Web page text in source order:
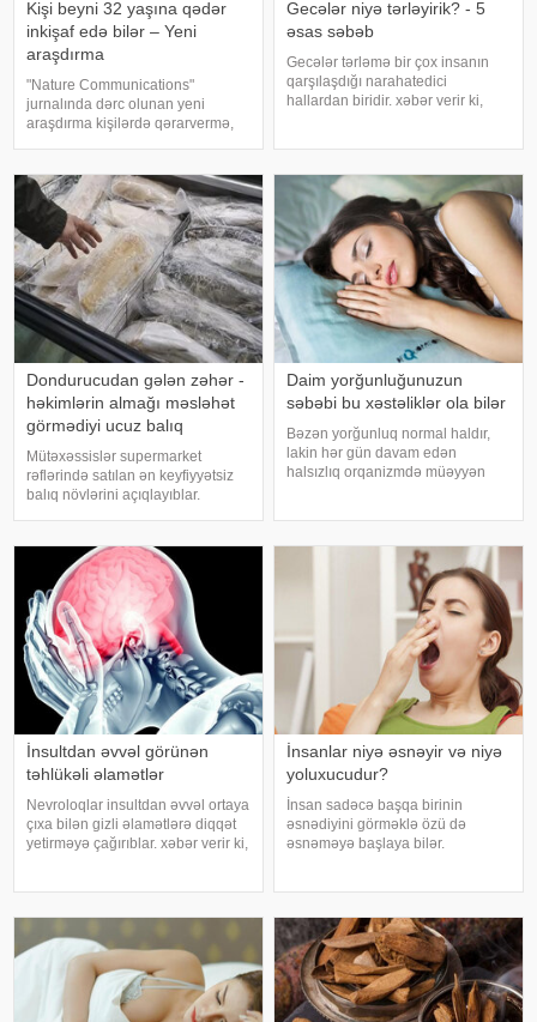
Kişi beyni 32 yaşına qədər
inkişaf edə bilər – Yeni
araşdırma
"Nature Communications"
jurnalında dərc olunan yeni
araşdırma kişilərdə qərarvermə,
olan beyin nahiyələrinin orta
hesabla 32 yaşına qədər inkişa
Gecələr niyə tərləyirik? - 5
əsas səbəb
Gecələr tərləmə bir çox insanın
qarşılaşdığı narahatedici
hallardan biridir. xəbər verir ki,
sağlamlıq problemlərinin əlamət
Dondurucudan gələn zəhər -
həkimlərin almağı məsləhət
görmədiyi ucuz balıq
Mütəxəssislər supermarket
rəflərində satılan ən keyfiyyətsiz
balıq növlərini açıqlayıblar.
görünür. xarici mediaya istinadən
xəbər verir ki, supermarketlərdək
Daim yorğunluğunuzun
səbəbi bu xəstəliklər ola bilər
Bəzən yorğunluq normal haldır,
lakin hər gün davam edən
halsızlıq orqanizmdə müəyyən
qan azlığı, qalxanabənzər vəz
İnsultdan əvvəl görünən
təhlükəli əlamətlər
Nevroloqlar insultdan əvvəl ortaya
çıxa bilən gizli əlamətlərə diqqət
yetirməyə çağırıblar. xəbər verir ki,
verə bilər. Lakin b
İnsanlar niyə əsnəyir və niyə
yoluxucudur?
İnsan sadəcə başqa birinin
əsnədiyini görməklə özü də
əsnəməyə başlaya bilər.
verir ki, əsnəmək insan
orqanizminin ən adi